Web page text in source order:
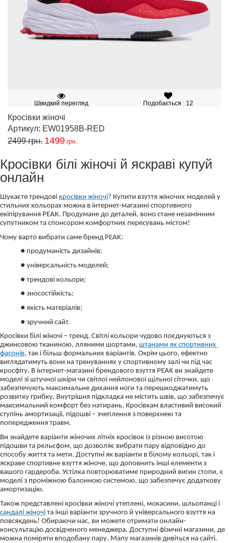
Швидкий перегляд Подобається : 12
Кросівки жіночі
Артикул: EW01958B-RED
2499грн. 1499 грн.
Кросівки білі жіночі й яскраві купуй
онлайн
Шукаєте трендові кросівки жіночі? Купити взуття жіночих моделей у
стильних кольорах можна в інтернет-магазині спортивного
екіпірування PEAK. Продумане до деталей, воно стане незамінним
супутником та спонсором комфортних пересувань містом!
Чому варто вибрати саме бренд PEAK:
● продуманість дизайнів;
● універсальність моделей;
● трендові кольори;
● зносостійкість;
● якість матеріалів;
● зручний сайт.
Кросівки білі жіночі – тренд. Світлі кольори чудово поєднуються з
джинсовою тканиною, лляними шортами, штанами як спортивних
фасонів, так і більш формальних варіантів. Окрім цього, ефектно
виглядатимуть вони на тренуваннях у спортивному залі чи під час
кросфіту. В інтернет-магазині брендового взуття PEAK ви знайдете
моделі зі штучної шкіри чи світлої нейлонової щільної сіточки, що
забезпечують максимальне дихання ноги та перешкоджатимуть
розвитку грибку. Внутрішня підкладка не містить швів, що забезпечує
максимальний комфорт без натирань. Кросівкам властивий високий
ступінь амортизації, підошві – зчеплення з поверхнею та
попередження травм.
Ви знайдете варіанти жіночих літніх кросівок із різною висотою
підошви та рельєфом, що дозволяє вибрати пару відповідно до
способу життя та мети. Доступні як варіанти в білому кольорі, так і
яскраве спортивне взуття жіноче, що доповнить інші елементи з
вашого гардероба. Устілка повторюватиме природний вигин стопи, є
моделі з проміжною балонною системою, що забезпечує додаткову
амортизацію.
Також представлені кросівки жіночі утеплені, мокасини, шльопанці і
сандалі жіночі та інші варіанти зручного й універсального взуття на
повсякдень! Обираючи нас, ви можете отримати онлайн-
консультацію досвідченого менеджера. Доступні фізичні магазини, де
можна поміряти вподобану пару. Мапу магазинів дивіться на сайті.